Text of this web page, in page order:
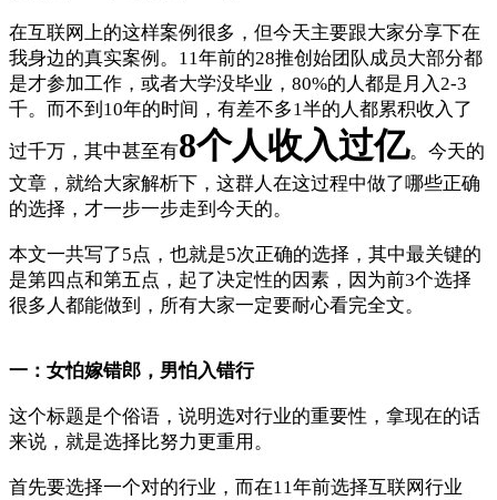
在互联网上的这样案例很多，但今天主要跟大家分享下在
我身边的真实案例。11年前的28推创始团队成员大部分都
是才参加工作，或者大学没毕业，80%的人都是月入2-3
千。而不到10年的时间，有差不多1半的人都累积收入了
过千万，其中甚至有8个人收入过亿。今天的
文章，就给大家解析下，这群人在这过程中做了哪些正确
的选择，才一步一步走到今天的。
本文一共写了5点，也就是5次正确的选择，其中最关键的
是第四点和第五点，起了决定性的因素，因为前3个选择
很多人都能做到，所有大家一定要耐心看完全文。
一：女怕嫁错郎，男怕入错行
这个标题是个俗语，说明选对行业的重要性，拿现在的话
来说，就是选择比努力更重用。
首先要选择一个对的行业，而在11年前选择互联网行业